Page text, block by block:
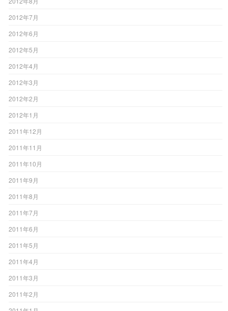
2012年7月
2012年6月
2012年5月
2012年4月
2012年3月
2012年2月
2012年1月
2011年12月
2011年11月
2011年10月
2011年9月
2011年8月
2011年7月
2011年6月
2011年5月
2011年4月
2011年3月
2011年2月